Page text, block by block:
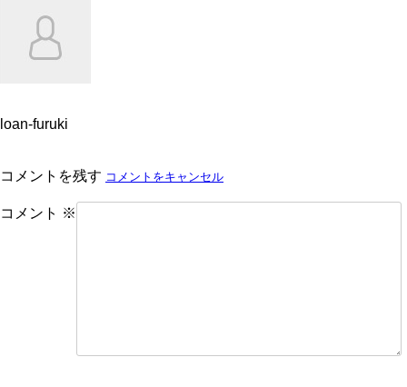
loan-furuki
コメントを残す コメントをキャンセル
コメント ※